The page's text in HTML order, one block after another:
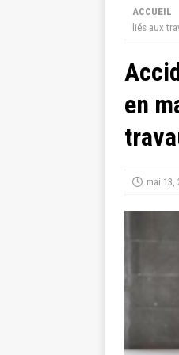
ACCUEIL
liés aux
en
mai 13,